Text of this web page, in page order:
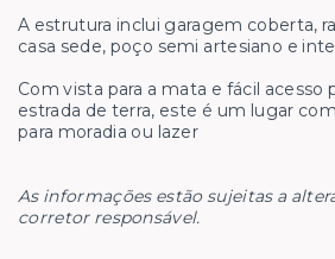
A estrutura inclui garagem coberta,
casa sede, poço semi artesiano e
Com vista para a mata e fácil acesso
estrada de terra, este é um lugar
para moradia ou lazer
As informações estão sujeitas a
corretor responsável.